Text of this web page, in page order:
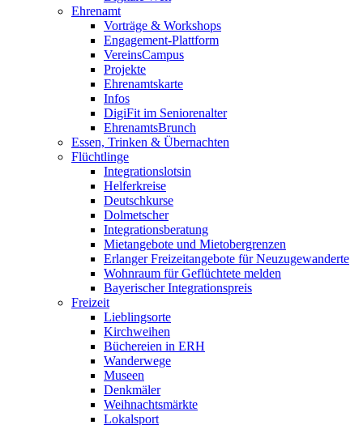
Ehrenamt
Vorträge & Workshops
Engagement-Plattform
VereinsCampus
Projekte
Ehrenamtskarte
Infos
DigiFit im Seniorenalter
EhrenamtsBrunch
Essen, Trinken & Übernachten
Flüchtlinge
Integrationslotsin
Helferkreise
Deutschkurse
Dolmetscher
Integrationsberatung
Mietangebote und Mietobergrenzen
Erlanger Freizeitangebote für Neuzugewanderte
Wohnraum für Geflüchtete melden
Bayerischer Integrationspreis
Freizeit
Lieblingsorte
Kirchweihen
Büchereien in ERH
Wanderwege
Museen
Denkmäler
Weihnachtsmärkte
Lokalsport